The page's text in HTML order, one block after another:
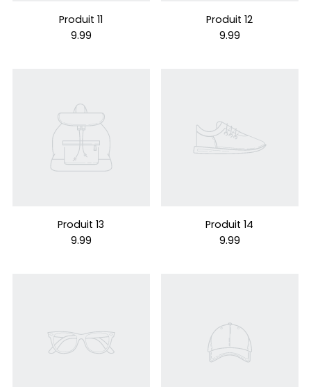
Produit 11
9.99
Produit 12
9.99
Produit 13
9.99
Produit 14
9.99